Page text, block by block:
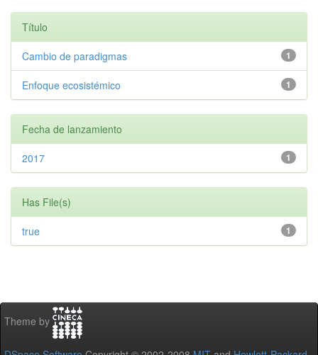
Título
1
Cambio de paradigmas
1
Enfoque ecosistémico
Fecha de lanzamiento
1
2017
Has File(s)
1
true
Theme by